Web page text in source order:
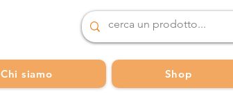
Chi siamo Shop